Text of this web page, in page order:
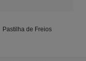
Pastilha de Freios